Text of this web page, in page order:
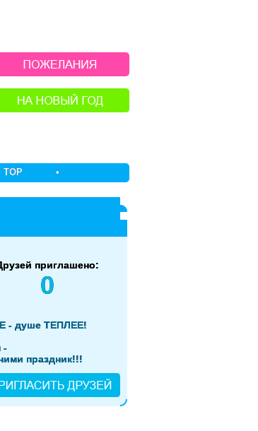
TOP
•
приглашено:
0
- душе ТЕПЛЕЕ!
-
праздник!!!